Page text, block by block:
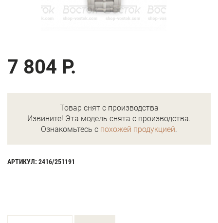
7 804 Р.
Товар снят с производства
Извините! Эта модель снята с производства.
Ознакомьтесь с похожей продукцией.
АРТИКУЛ: 2416/251191